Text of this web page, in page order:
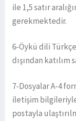
ile 1,5 satır
gerekmektedir.
6-Öykü dili
dışından katılım
7-Dosyalar A-4
iletişim
postayla